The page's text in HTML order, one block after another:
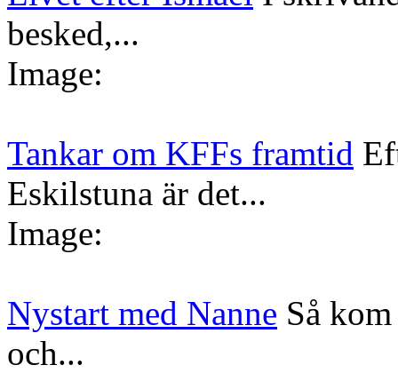
besked,...
Image:
Tankar om KFFs framtid
Eskilstuna är det...
Image:
Nystart med Nanne Så
och...